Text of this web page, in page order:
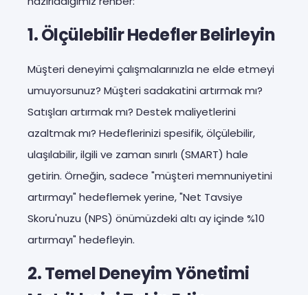
1. Ölçülebilir Hedefler Belirleyin
Müşteri deneyimi çalışmalarınızla ne elde etmeyi
umuyorsunuz? Müşteri sadakatini artırmak mı?
Satışları artırmak mı? Destek maliyetlerini
azaltmak mı? Hedeflerinizi spesifik, ölçülebilir,
ulaşılabilir, ilgili ve zaman sınırlı (SMART) hale
getirin. Örneğin, sadece "müşteri memnuniyetini
artırmayı" hedeflemek yerine, "Net Tavsiye
Skoru'nuzu (NPS) önümüzdeki altı ay içinde %10
artırmayı" hedefleyin.
2. Temel Deneyim Yönetimi